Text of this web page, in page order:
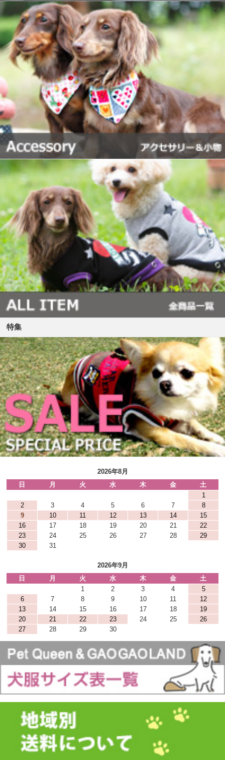
特集
2026年8月
日
月 火 水 木 金
土
1
2
3 4 5 6 7
8
9
10 11 12 13 14
15
16
17 18 19 20 21
22
23
24 25 26 27 28
29
30
31
2026年9月
日
月 火 水 木 金
土
1
2 3 4
5
6
7 8 9 10 11
12
13
14 15 16 17 18
19
20
21 22 23 24 25
26
27
28 29 30